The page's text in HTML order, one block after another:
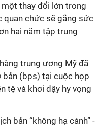
một thay đổi lớn trong
quan chức sẽ gắng sức
hai năm tập trung
trung ương Mỹ đã
bản (bps) tại cuộc họp
tệ và khơi dậy hy vọng
bản “không hạ cánh” -